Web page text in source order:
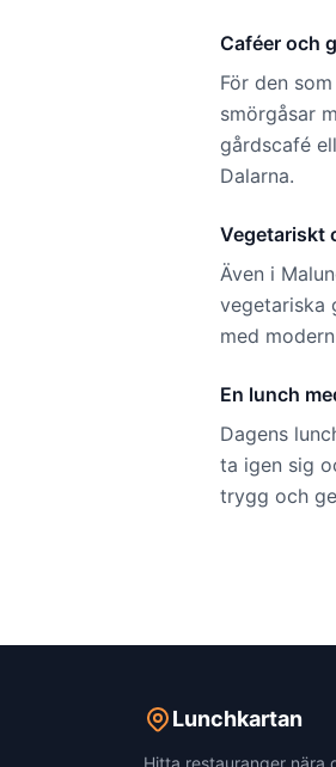
Caféer och
För den
smörgåsar
gårdscafé
Dalarna.
Vegetariskt
Även i
vegetariska
med
En lunch
Dagens
ta igen sig
trygg och
Lunchkartan
Hitta restauranger nära